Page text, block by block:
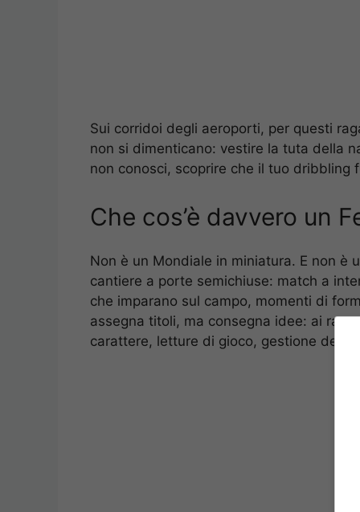
Sui corridoi degli aeroporti, per questi
non si dimenticano: vestire la tuta della
non conosci, scoprire che il tuo dribbling
Che cos’è davvero un
Non è un Mondiale in miniatura. E non è
cantiere a porte semichiuse: match a
che imparano sul campo, momenti di
assegna titoli, ma consegna idee: ai
carattere, letture di gioco, gestione dello